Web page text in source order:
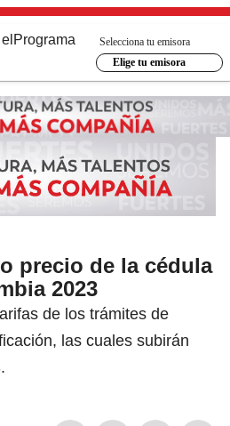
Programa
Selecciona tu emisora
Elige tu emisora
precio de la cédula
2023
de los trámites de
las cuales subirán